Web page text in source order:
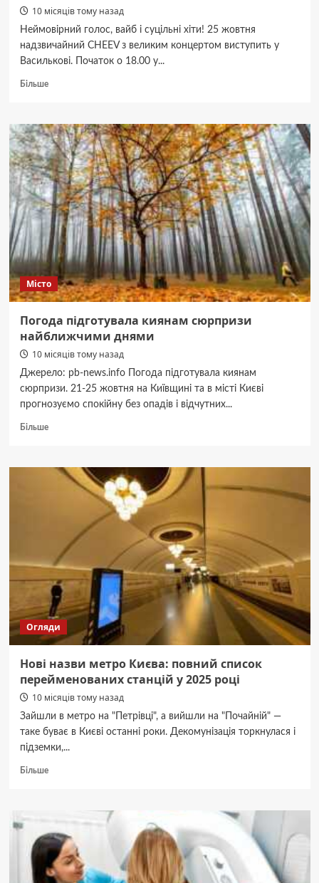
10 місяців тому назад
Неймовірний голос, вайб і суцільні хіти! 25 жовтня
надзвичайний CHEEV з великим концертом виступить у
Василькові. Початок о 18.00 у...
БільшеДокладніше
шедеври
і
вайб:
CHEEV
25
жовтня
виступить
у
Василькові
Місто
Погода підготувала киянам сюрпризи
найближчими днями
10 місяців тому назад
Джерело: pb-news.info Погода підготувала киянам
сюрпризи. 21-25 жовтня на Київщині та в місті Києві
прогнозуємо спокійну без опадів і відчутних...
БільшеДокладніше
підготувала
киянам
сюрпризи
Огляди
Нові назви метро Києва: повний список
перейменованих станцій у 2025 році
10 місяців тому назад
Зайшли в метро на "Петрівці", а вийшли на "Почайній" —
таке буває в Києві останні роки. Декомунізація торкнулася і
підземки,...
БільшеДокладніше
Києва:
повний
список
перейменованих